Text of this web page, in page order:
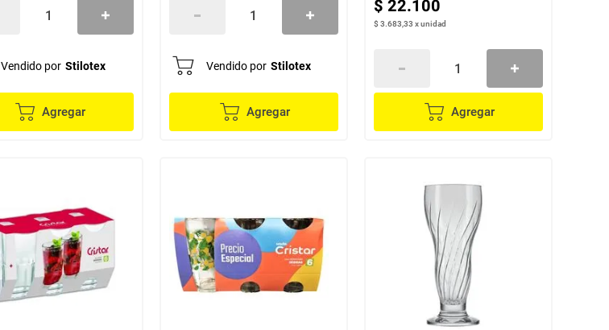
Vendido por Stilotex
Agregar
Vendido por Stilotex
Agregar
$ 22.100
$ 3.683,33 xunidad
Agregar